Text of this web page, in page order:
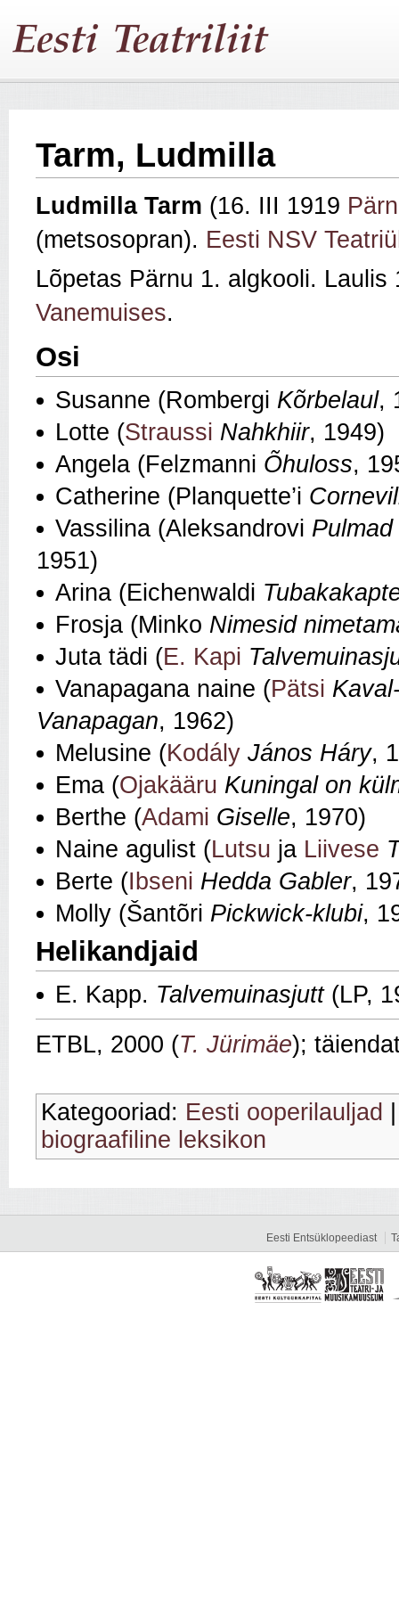
Tarm, Ludmilla
Ludmilla Tarm (16. III 1919
(metsosopran). Eesti NSV
Lõpetas Pärnu 1. algkooli.
Vanemuises.
Osi
Susanne (Rombergi Kõrbelaul,
Lotte (Straussi Nahkhiir, 1949)
Angela (Felzmanni Õhuloss,
Catherine (Planquette’i
Vassilina (Aleksandrovi
1951)
Arina (Eichenwaldi
Frosja (Minko Nimesid
Juta tädi (E. Kapi
Vanapagana naine (Pätsi
Vanapagan, 1962)
Melusine (Kodály János Háry,
Ema (Ojakääru Kuningal on
Berthe (Adami Giselle, 1970)
Naine agulist (Lutsu ja Liivese
Berte (Ibseni Hedda Gabler,
Molly (Šantõri Pickwick-klubi,
Helikandjaid
E. Kapp. Talvemuinasjutt (LP,
ETBL, 2000 (T. Jürimäe);
Kategooriad: Eesti ooperilauljad
biograafiline leksikon
Eesti Entsüklopeediast